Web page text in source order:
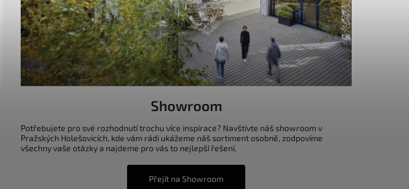
Showroom
Potřebujete pro své rozhodnutí trochu více inspirace? Navštivte náš showroom v
Pražských Holešovicích, kde vám rádi ukážeme náš sortiment osobně, zodpovíme
všechny vaše otázky a najdeme pro vás to nejlepší řešení.
Přejít na Showroom